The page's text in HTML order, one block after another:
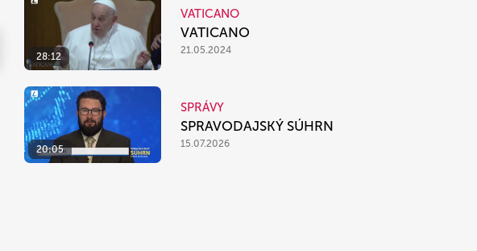
28:12
VATICANO
VATICANO
21.05.2024
20:05
SPRÁVY
SPRAVODAJSKÝ SÚHRN
15.07.2026